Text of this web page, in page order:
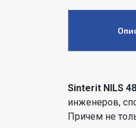
Sinterit NILS
инженеров,
Причем не